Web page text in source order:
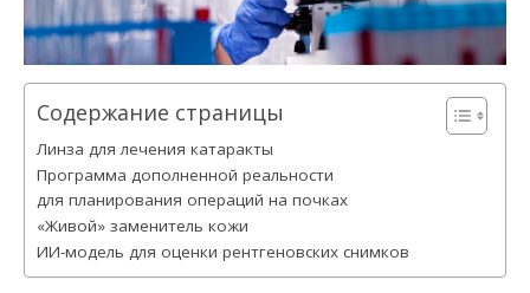
Содержание страницы
Линза для лечения катаракты
Программа дополненной реальности
для планирования операций на почках
«Живой» заменитель кожи
ИИ-модель для оценки рентгеновских снимков